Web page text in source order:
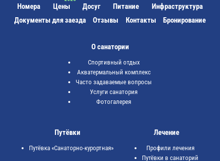
Номера Цены Досуг Питание
Инфраструктура
Документы для заезда
Отзывы Контакты Бронирование
О санатории
Спортивный отдых
Акватермальный комплекс
Часто задаваемые вопросы
Услуги санатория
Фотогалерея
Путёвки
Путёвка «Санаторно-курортная»
Лечение
Профили лечения
Путёвки в санаторий